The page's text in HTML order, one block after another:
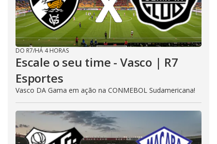
DO R7/HÁ 4 HORAS
Escale o seu time - Vasco | R7
Esportes
Vasco DA Gama em ação na CONMEBOL Sudamericana!